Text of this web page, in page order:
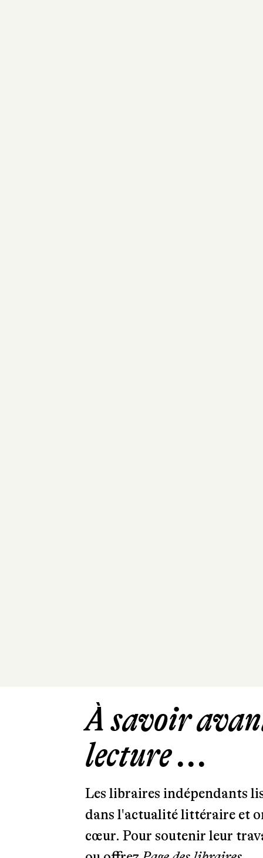
À savoir
lecture ...
Les libraires indépendants
dans l'actualité littéraire et
cœur. Pour soutenir leur